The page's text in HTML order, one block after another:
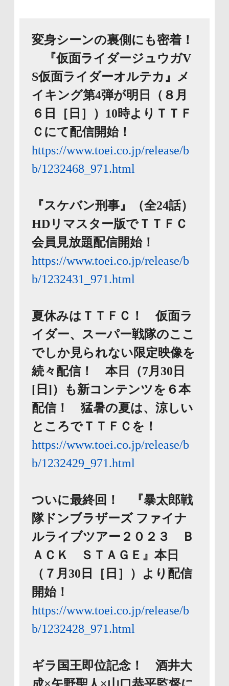
変身シーンの裏側にも密着！
『仮面ライダージュウガV
S仮面ライダーオルテカ』メ
イキング第4弾が明日（８月
６日［日］）10時よりＴＴＦ
Ｃにて配信開始！
https://www.toei.co.jp/release/b
b/1232468_971.html
『スケバン刑事』（全24話）
HDリマスター版でＴＴＦＣ
会員見放題配信開始！
https://www.toei.co.jp/release/b
b/1232431_971.html
夏休みはＴＴＦＣ！ 仮面ラ
イダー、スーパー戦隊のここ
でしか見られない限定映像を
続々配信！ 本日（7月30日
[日]）も新コンテンツを６本
配信！ 猛暑の夏は、涼しい
ところでＴＴＦＣを！
https://www.toei.co.jp/release/b
b/1232429_971.html
ついに最終回！ 『暴太郎戦
隊ドンブラザーズ ファイナ
ルライブツアー２０２３ Ｂ
ＡＣＫ ＳＴＡＧＥ』本日
（７月30日［日］）より配信
開始！
https://www.toei.co.jp/release/b
b/1232428_971.html
ギラ国王即位記念！ 酒井大